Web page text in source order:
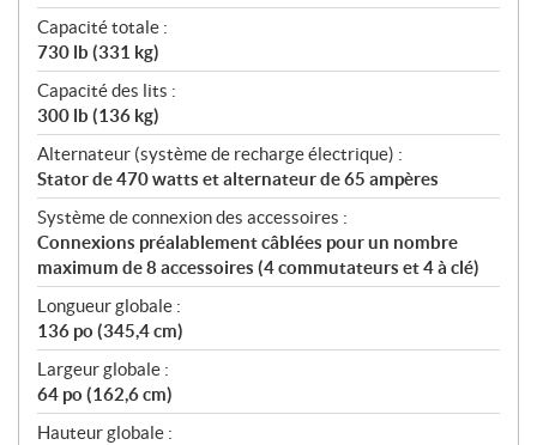
Capacité totale :
730 lb (331 kg)
Capacité des lits :
300 lb (136 kg)
Alternateur (système de recharge électrique) :
Stator de 470 watts et alternateur de 65 ampères
Système de connexion des accessoires :
Connexions préalablement câblées pour un nombre
maximum de 8 accessoires (4 commutateurs et 4 à clé)
Longueur globale :
136 po (345,4 cm)
Largeur globale :
64 po (162,6 cm)
Hauteur globale :